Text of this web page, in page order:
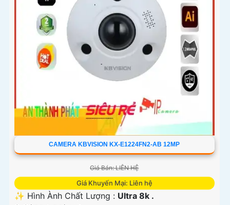
CAMERA KBVISION KX-E1224FN2-AB 12MP
Giá Bán: LIÊN HỆ
Giá Khuyến Mại: Liên hệ
✨ Hình Ành Chất Lượng : Ultra 8k .